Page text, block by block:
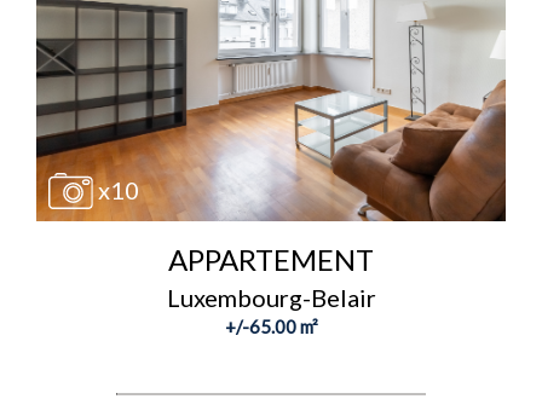
x10
APPARTEMENT
Luxembourg-Belair
+/-65.00 m²